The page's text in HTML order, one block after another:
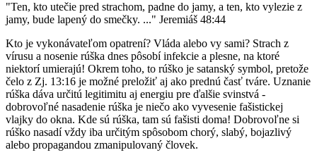
"Ten, kto utečie pred strachom, padne do jamy, a ten, kto vylezie z
jamy, bude lapený do smečky. ..." Jeremiáš 48:44
Kto je vykonávateľom opatrení? Vláda alebo vy sami? Strach z
vírusu a nosenie rúška dnes pôsobí infekcie a plesne, na ktoré
niektorí umierajú! Okrem toho, to rúško je satanský symbol, pretože
čelo z Zj. 13:16 je možné preložiť aj ako prednú časť tváre. Uznanie
rúška dáva určitú legitimitu aj energiu pre ďalšie svinstvá -
dobrovoľné nasadenie rúška je niečo ako vyvesenie fašistickej
vlajky do okna. Kde sú rúška, tam sú fašisti doma! Dobrovoľne si
rúško nasadí vždy iba určitým spôsobom chorý, slabý, bojazlivý
alebo propagandou zmanipulovaný človek.